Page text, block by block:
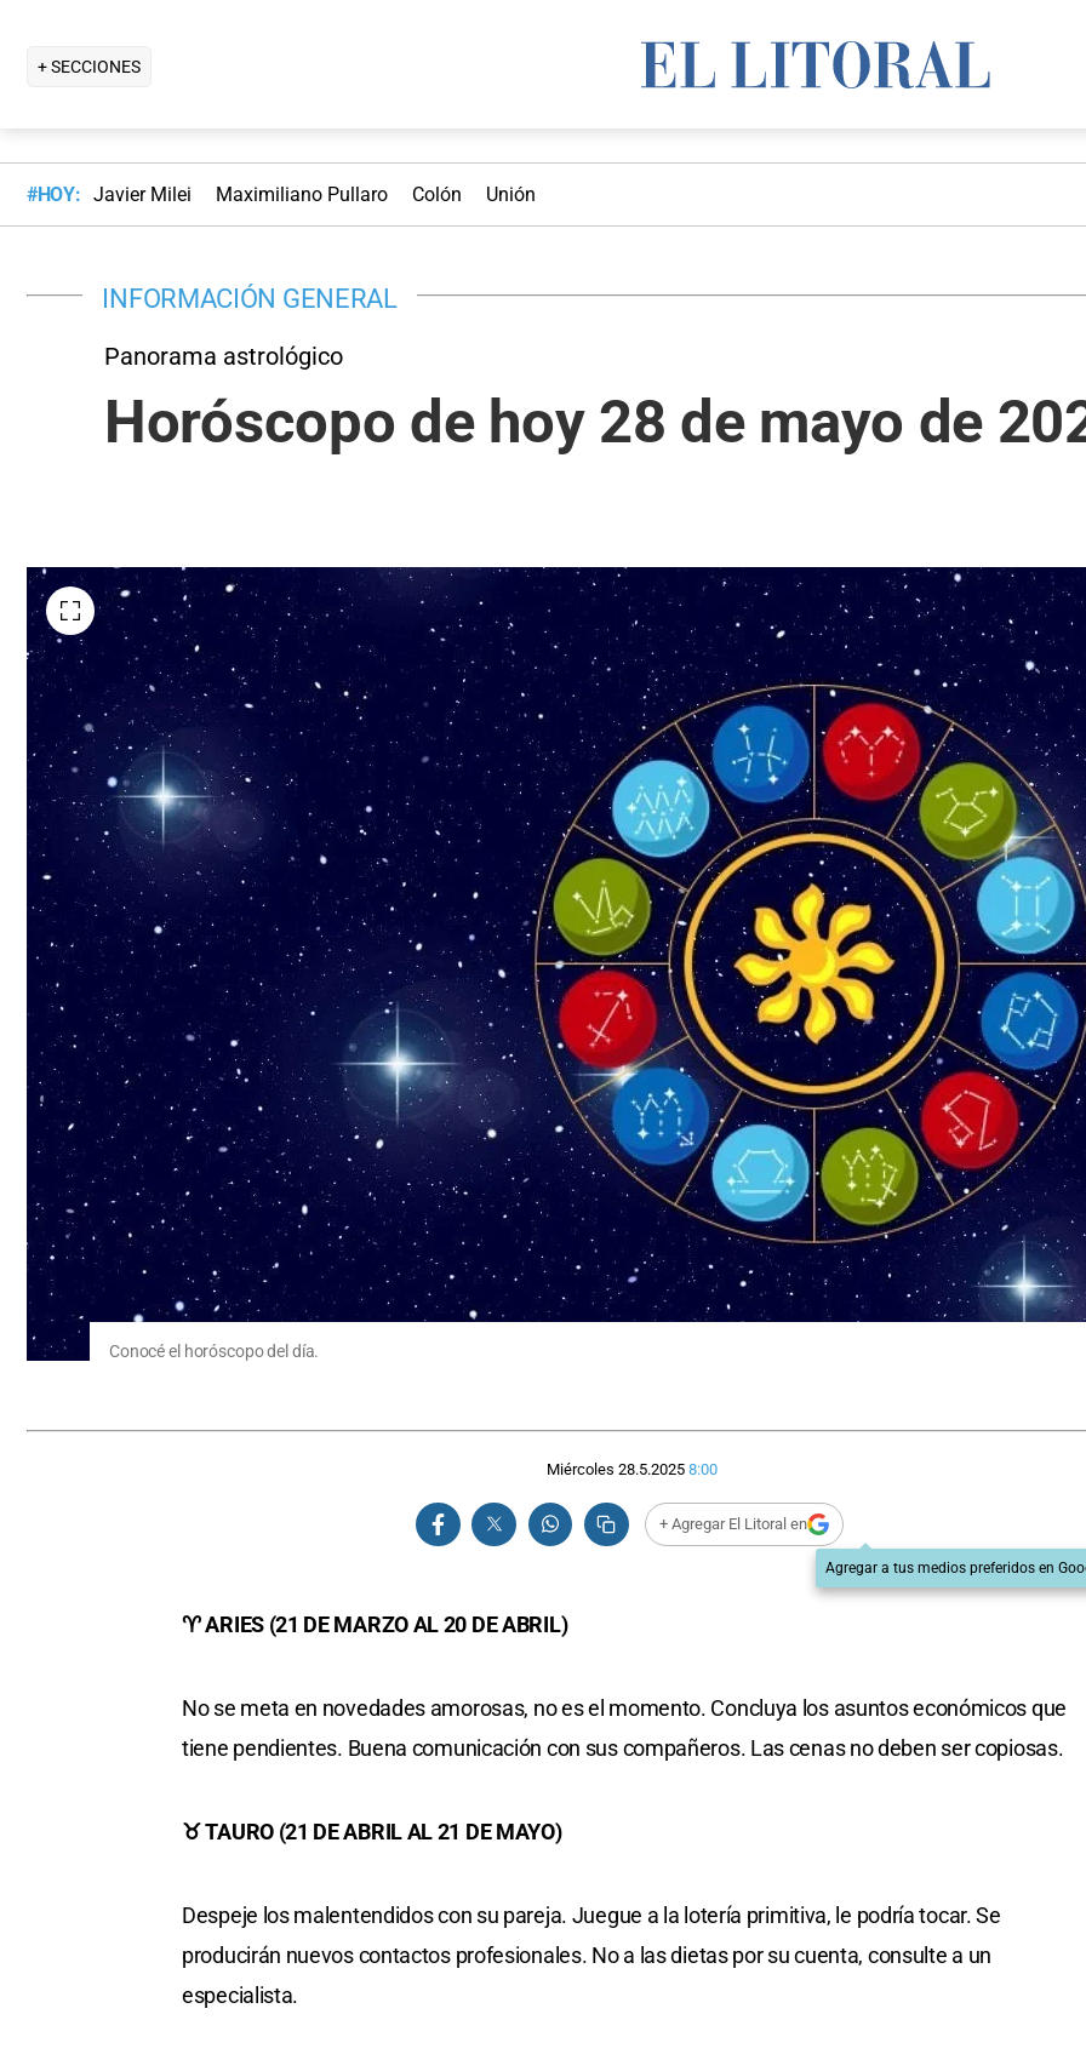
+ SECCIONES
#HOY: Javier Milei Maximiliano Pullaro Colón Unión
INFORMACIÓN GENERAL
Panorama astrológico
Horóscopo de hoy 28 de mayo de
Conocé el horóscopo del día.
Miércoles 28.5.2025 8:00
+ Agregar El Litoral en
Agregar a tus medios preferidos en
♈ ARIES (21 DE MARZO AL 20 DE ABRIL)
No se meta en novedades amorosas, no es el momento. Concluya los asuntos económicos que
tiene pendientes. Buena comunicación con sus compañeros. Las cenas no deben ser copiosas.
♉ TAURO (21 DE ABRIL AL 21 DE MAYO)
Despeje los malentendidos con su pareja. Juegue a la lotería primitiva, le podría tocar. Se
producirán nuevos contactos profesionales. No a las dietas por su cuenta, consulte a un
especialista.